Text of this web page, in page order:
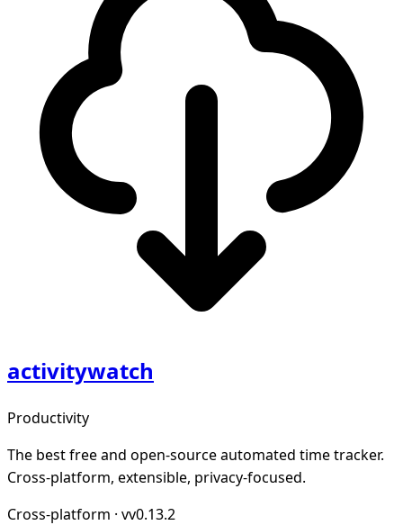
activitywatch
Productivity
The best free and open-source automated time tracker.
Cross-platform, extensible, privacy-focused.
Cross-platform · vv0.13.2